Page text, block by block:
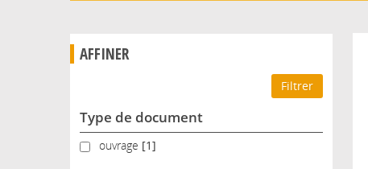
AFFINER
Type de document
ouvrageouvrage [1]